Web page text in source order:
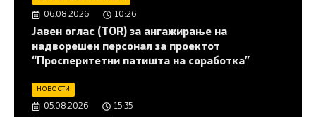
06.08.2026 10:26
Јавен оглас (ТОR) за ангажирање на
надворешен персонал за проектот
“Просперитетни патишта на соработка”
НОВОСТИ
05.08.2026 15:35